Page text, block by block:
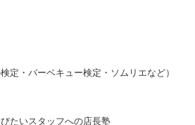
ながら、力を合わせる熱いスタッフ達が待
定・バーベキュー検定・ソムリエなど）
たいスタッフへの店長塾